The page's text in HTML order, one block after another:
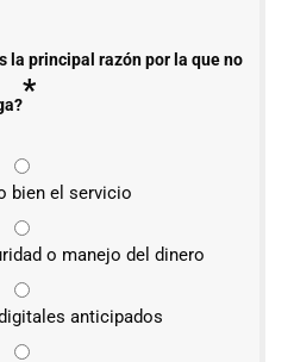
la principal razón por la que no
*
bien el servicio
o manejo del dinero
anticipados